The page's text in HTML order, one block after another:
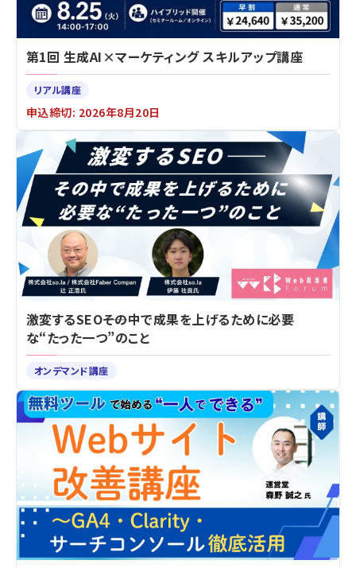
第1回 生成AI×マーケティング スキルアップ講座
リアル講座
申込締切: 2026年8月20日
激変するSEO――その中で成果を上げるために必要
な“たった一つ”のこと
オンデマンド講座